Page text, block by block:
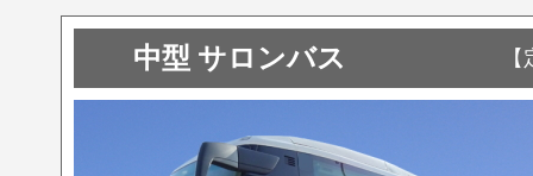
中型 サロンバス